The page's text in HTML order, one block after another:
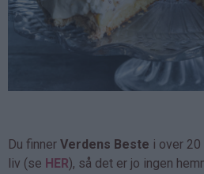
Du finner Verdens Beste i over
liv (se HER), så det er jo ingen